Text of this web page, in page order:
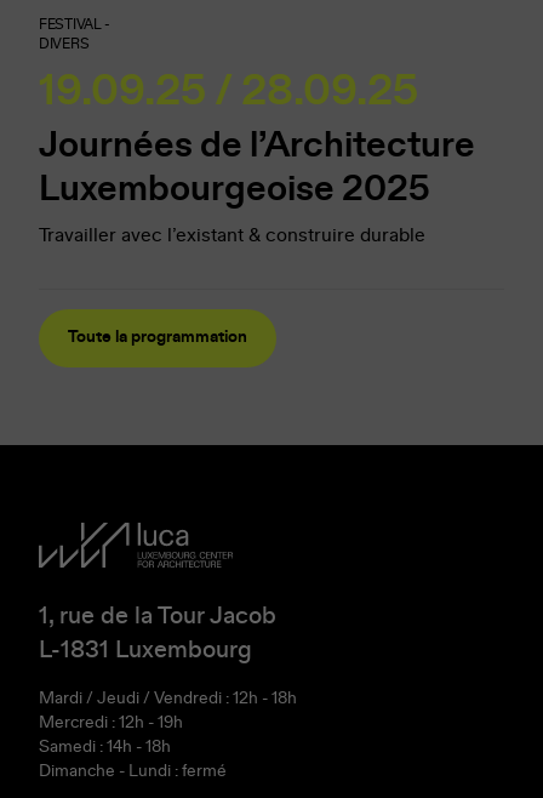
FESTIVAL -
DIVERS
19.09.25 / 28.09.25
Journées de l’Architecture
Luxembourgeoise 2025
Travailler avec l’existant & construire durable
Toute la programmation
1, rue de la Tour Jacob
L-1831 Luxembourg
Mardi / Jeudi / Vendredi : 12h - 18h
Mercredi : 12h - 19h
Samedi : 14h - 18h
Dimanche - Lundi : fermé